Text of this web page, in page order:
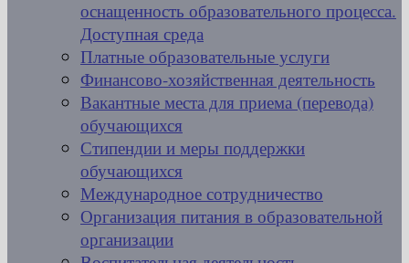
оснащенность образовательного процесса.
Доступная среда
Платные образовательные услуги
Финансово-хозяйственная деятельность
Вакантные места для приема (перевода)
обучающихся
Стипендии и меры поддержки
обучающихся
Международное сотрудничество
Организация питания в образовательной
организации